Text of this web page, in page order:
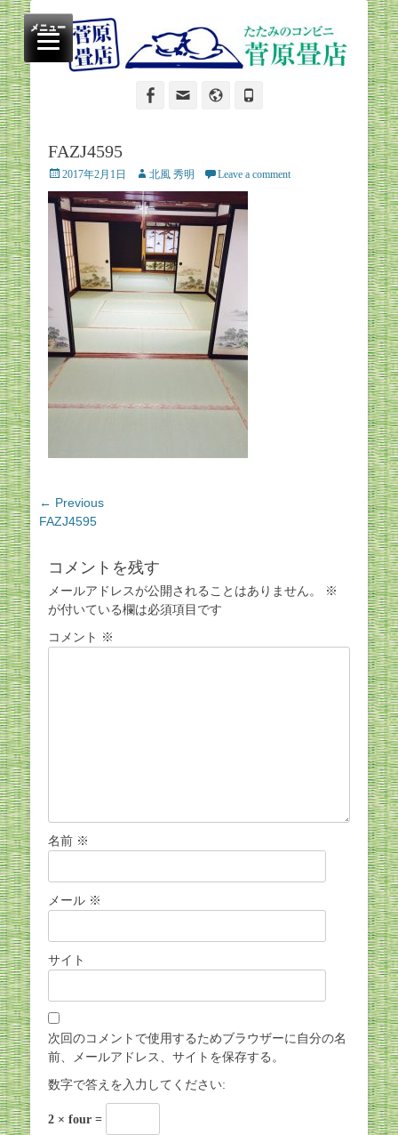
菅原畳店
たたみのコンビニ
Facebook
Email Website
FAZJ4595
Posted
on
2017年2月1日 Author
北風 秀明 Leave a comment
投
稿
ビ
ゲ
ー
シ
ョ
← Previous
Previous
FAZJ4595
コメントを残す
メールアドレスが公開されることはありません。
※
が付いている欄は必須項目です
コメント ※
名前 ※
メール ※
サイト
次回のコメントで使用するためブラウザーに自分の名
前、メールアドレス、サイトを保存する。
数字で答えを入力してください:
2 × four =
メニュー